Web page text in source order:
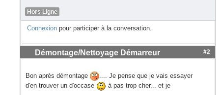
Hors Ligne
Connexion pour participer à la conversation.
Démontage/Nettoyage Démarreur #2
Bon après démontage
.... Je pense que je vais essayer
d'en trouver un d'occase
à pas trop cher... et je